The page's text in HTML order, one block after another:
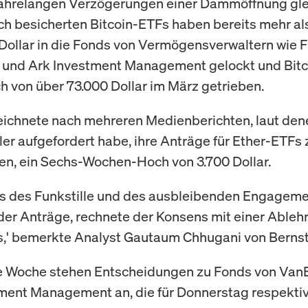
besicherten Bitcoin-ETFs haben bereits mehr
in die Fonds von Vermögensverwaltern wie
Ark Investment Management gelockt und
von über 73.000 Dollar im März getrieben.
nach mehreren Medienberichten, laut
aufgefordert habe, ihre Anträge für Ether-ETFs
ein Sechs-Wochen-Hoch von 3.700 Dollar.
des Funkstille und des ausbleibenden
Anträge, rechnete der Konsens mit einer
bemerkte Analyst Gautaum Chhugani von
Woche stehen Entscheidungen zu Fonds von
Management an, die für Donnerstag